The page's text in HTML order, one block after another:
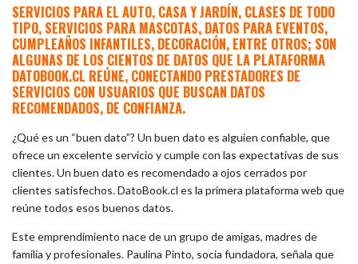
SERVICIOS PARA EL AUTO, CASA Y JARDÍN, CLASES DE TODO
TIPO, SERVICIOS PARA MASCOTAS, DATOS PARA EVENTOS,
CUMPLEAÑOS INFANTILES, DECORACIÓN, ENTRE OTROS; SON
ALGUNAS DE LOS CIENTOS DE DATOS QUE LA PLATAFORMA
DATOBOOK.CL REÚNE, CONECTANDO PRESTADORES DE
SERVICIOS CON USUARIOS QUE BUSCAN DATOS
RECOMENDADOS, DE CONFIANZA.
¿Qué es un “buen dato”? Un buen dato es alguien confiable, que
ofrece un excelente servicio y cumple con las expectativas de sus
clientes. Un buen dato es recomendado a ojos cerrados por
clientes satisfechos. DatoBook.cl es la primera plataforma web que
reúne todos esos buenos datos.
Este emprendimiento nace de un grupo de amigas, madres de
familia y profesionales. Paulina Pinto, socia fundadora, señala que